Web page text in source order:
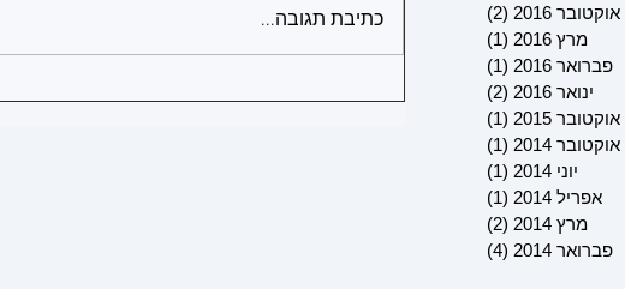
כתיבת תגובה...
אוקטובר 2016
(2)
מרץ 2016
(1)
פברואר 2016
(1)
ינואר 2016
(2)
אוקטובר 2015
(1)
אוקטובר 2014
(1)
יוני 2014
(1)
אפריל 2014
(1)
מרץ 2014
(2)
פברואר 2014
(4)